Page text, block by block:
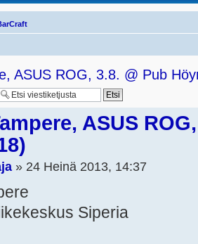
ASUS ROG, 3.8. @ Pub
ASUS
» 24 Heinä 2013, 14:37
Siperia